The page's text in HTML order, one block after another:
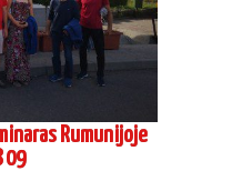
Rumunijoje
09